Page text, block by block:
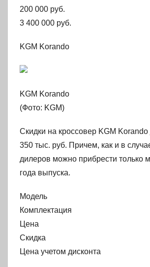
200 000 руб.
3 400 000 руб.
KGM Korando
KGM Korando
(Фото: KGM)
Скидки на кроссовер KGM Korando
350 тыс. руб. Причем, как и в
дилеров можно прибрести только
года выпуска.
Модель
Комплектация
Цена
Скидка
Цена учетом дисконта